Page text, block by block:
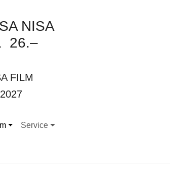
NISA
26.–
FILM
for "Programm"
Service
Submenu for "Service"